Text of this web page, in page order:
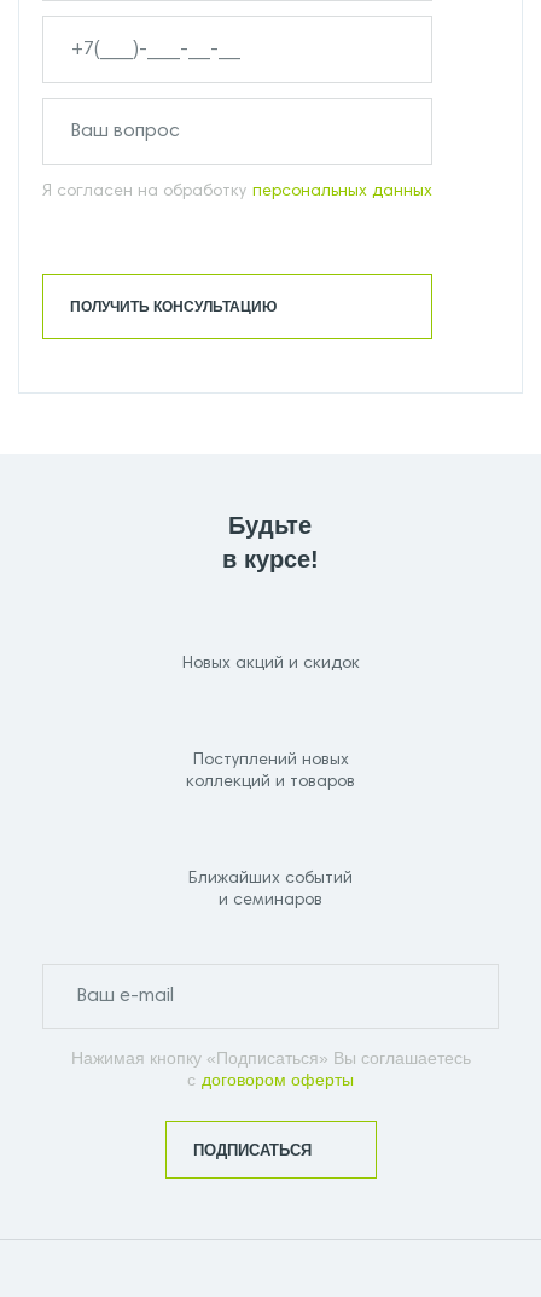
Я согласен на обработку персональных данных
ПОЛУЧИТЬ КОНСУЛЬТАЦИЮ
Будьте
в курсе!
Новых акций и скидок
Поступлений новых
коллекций и товаров
Ближайших событий
и семинаров
Нажимая кнопку «Подписаться» Вы соглашаетесь
с договором оферты
ПОДПИСАТЬСЯ